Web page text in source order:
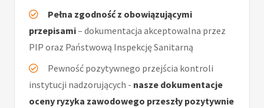
Pełna zgodność z obowiązującymi
przepisami– dokumentacja akceptowalna przez
PIP oraz Państwową Inspekcję Sanitarną
Pewność pozytywnego przejścia kontroli
instytucji nadzorujących - nasze dokumentacje
oceny ryzyka zawodowego przeszły pozytywnie